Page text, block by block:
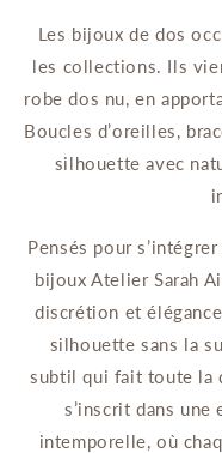
Les bijoux de dos
les collections. Ils
robe dos nu, en
Boucles d’oreilles,
silhouette avec
Pensés pour
bijoux Atelier Sarah
discrétion et
silhouette sans la
subtil qui fait toute la
s’inscrit dans
intemporelle, où